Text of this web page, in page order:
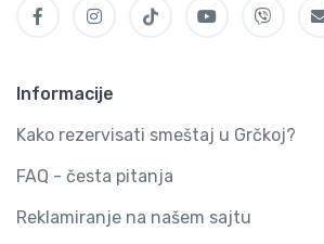
Informacije
Kako rezervisati smeštaj u Grčkoj?
FAQ - česta pitanja
Reklamiranje na našem sajtu